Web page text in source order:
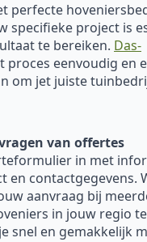
perfecte
specifieke project is
te bereiken. Das-
proces eenvoudig en
om jet juiste
van offertes
in met
en contactgegevens.
aanvraag bij
in jouw regio
snel en gemakkelijk